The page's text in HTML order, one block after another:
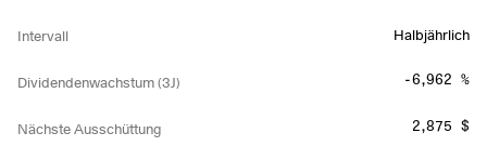
Intervall Halbjährlich
Dividendenwachstum (3J) -6,962 %
Nächste Ausschüttung 2,875 $